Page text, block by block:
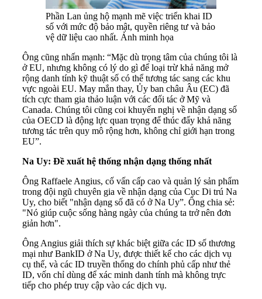
Phần Lan ủng hộ mạnh mẽ việc triển khai ID
số với mức độ bảo mật, quyền riêng tư và bảo
vệ dữ liệu cao nhất. Ảnh minh họa
Ông cũng nhấn mạnh: “Mặc dù trọng tâm của chúng tôi là
ở EU, nhưng không có lý do gì để loại trừ khả năng mở
rộng danh tính kỹ thuật số có thể tương tác sang các khu
vực ngoài EU. May mắn thay, Ủy ban châu Âu (EC) đã
tích cực tham gia thảo luận với các đối tác ở Mỹ và
Canada. Chúng tôi cũng coi khuyến nghị về nhận dạng số
của OECD là động lực quan trọng để thúc đẩy khả năng
tương tác trên quy mô rộng hơn, không chỉ giới hạn trong
EU”.
Na Uy: Đề xuất hệ thống nhận dạng thống nhất
Ông Raffaele Angius, cố vấn cấp cao và quản lý sản phẩm
trong đội ngũ chuyên gia về nhận dạng của Cục Di trú Na
Uy, cho biết "nhận dạng số đã có ở Na Uy”. Ông chia sẻ:
"Nó giúp cuộc sống hàng ngày của chúng ta trở nên đơn
giản hơn".
Ông Angius giải thích sự khác biệt giữa các ID số thương
mại như BankID ở Na Uy, được thiết kế cho các dịch vụ
cụ thể, và các ID truyền thống do chính phủ cấp như thẻ
ID, vốn chỉ dùng để xác minh danh tính mà không trực
tiếp cho phép truy cập vào các dịch vụ.